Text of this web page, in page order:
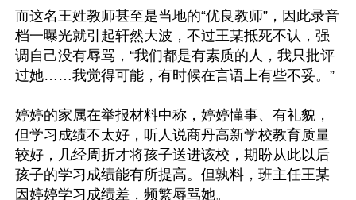
而这名王姓教师甚至是当地的“优良教师”，因此录音
档一曝光就引起轩然大波，不过王某抵死不认，强
调自己没有辱骂，“我们都是有素质的人，我只批评
过她……我觉得可能，有时候在言语上有些不妥。”
婷婷的家属在举报材料中称，婷婷懂事、有礼貌，
但学习成绩不太好，听人说商丹高新学校教育质量
较好，几经周折才将孩子送进该校，期盼从此以后
孩子的学习成绩能有所提高。但孰料，班主任王某
因婷婷学习成绩差，频繁辱骂她。